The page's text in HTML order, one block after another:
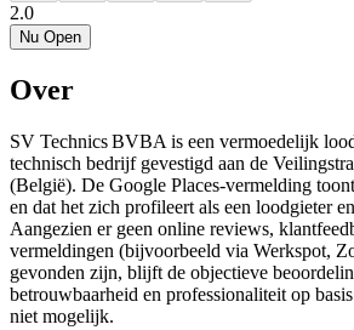
2.0
Nu Open
Over
SV Technics BVBA is een vermoedelijk
technisch bedrijf gevestigd aan de
(België). De Google Places-vermelding
en dat het zich profileert als een loodgieter
Aangezien er geen online reviews,
vermeldingen (bijvoorbeeld via Werkspot,
gevonden zijn, blijft de objectieve
betrouwbaarheid en professionaliteit op
niet mogelijk.